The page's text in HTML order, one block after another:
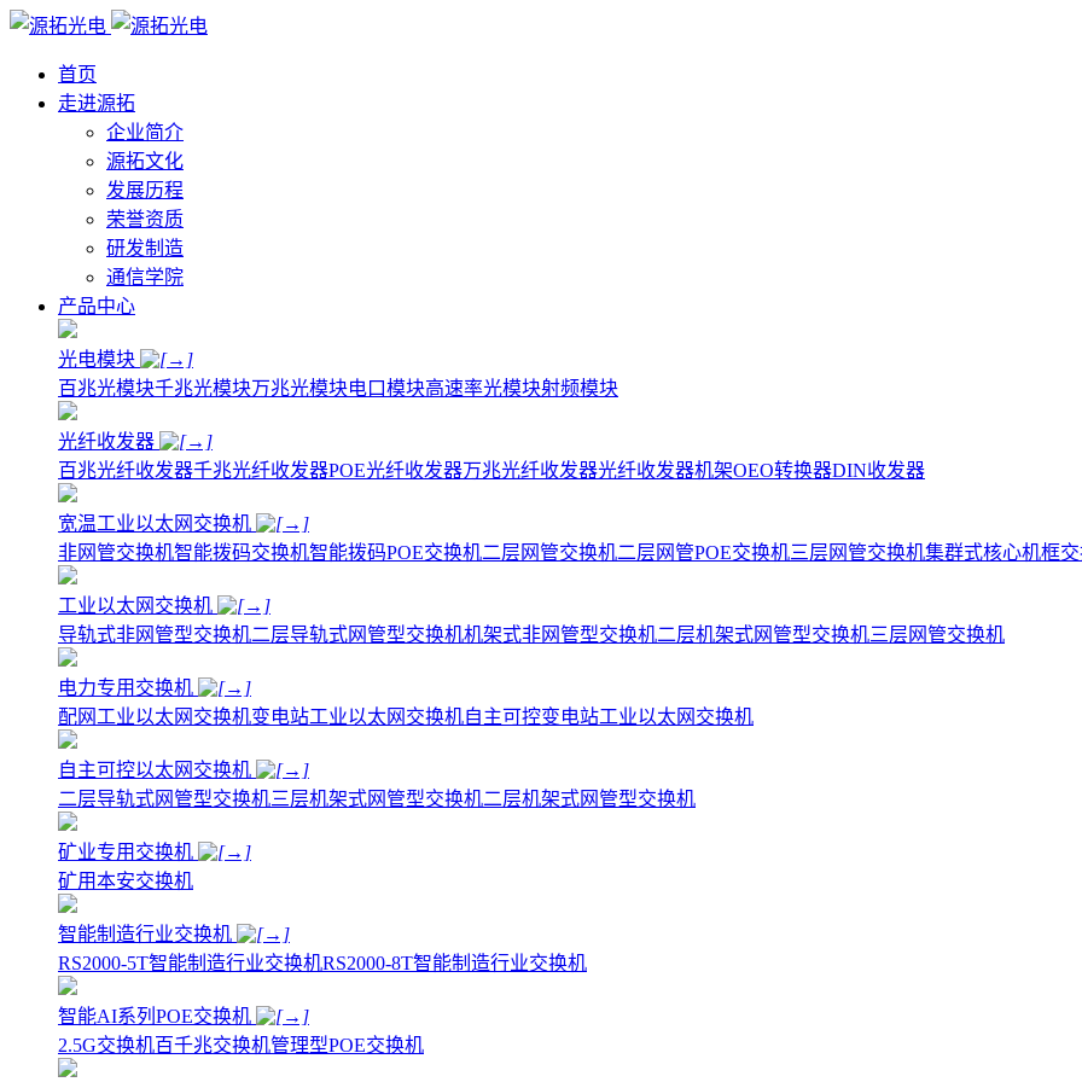
首页
走进源拓
企业简介
源拓文化
发展历程
荣誉资质
研发制造
通信学院
产品中心
光电模块
百兆光模块千兆光模块万兆光模块电口模块高速率光模块射频模块
光纤收发器
百兆光纤收发器千兆光纤收发器POE光纤收发器万兆光纤收发器光纤收发器机架OEO转换器DIN收发器
宽温工业以太网交换机
非网管交换机智能拨码交换机智能拨码POE交换机二层网管交换机二层网管POE交换机三层网管交换机集群式核心机框
工业以太网交换机
导轨式非网管型交换机二层导轨式网管型交换机机架式非网管型交换机二层机架式网管型交换机三层网管交换机
电力专用交换机
配网工业以太网交换机变电站工业以太网交换机自主可控变电站工业以太网交换机
自主可控以太网交换机
二层导轨式网管型交换机三层机架式网管型交换机二层机架式网管型交换机
矿业专用交换机
矿用本安交换机
智能制造行业交换机
RS2000-5T智能制造行业交换机RS2000-8T智能制造行业交换机
智能AI系列POE交换机
2.5G交换机百千兆交换机管理型POE交换机